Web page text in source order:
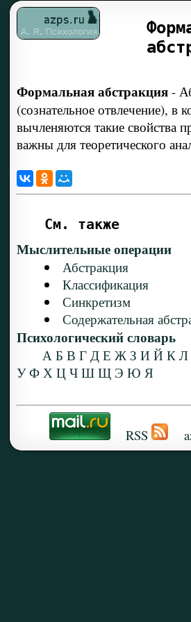
Формальная абстракция-
(сознательное отвлечение), в
вычленяются такие свойства
важны для теоретического
См. также
Мыслительные операции
Абстракция
Классификация
Синкретизм
Содержательная
Психологический словарь
А Б В Г Д Е Ж З И Й К Л
У Ф Х Ц Ч Ш Щ Э Ю Я
RSS